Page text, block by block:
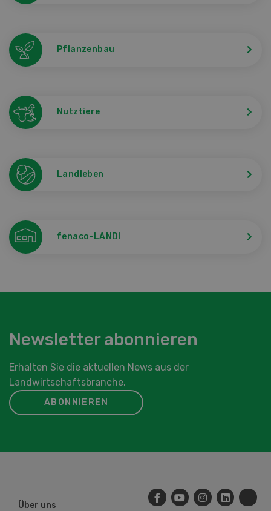
Pflanzenbau
Nutztiere
Landleben
fenaco-LANDI
Newsletter abonnieren
Erhalten Sie die aktuellen News aus der
Landwirtschaftsbranche.
ABONNIEREN
Über uns